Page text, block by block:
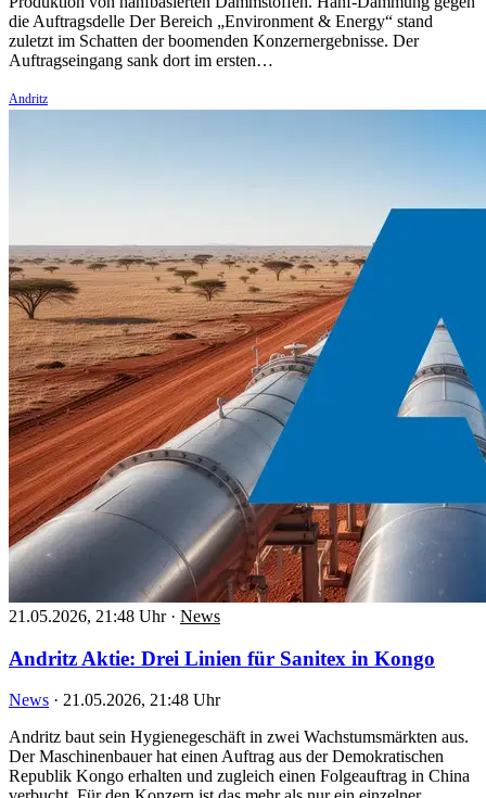
die Auftragsdelle Der Bereich „Environment & Energy“ stand
zuletzt im Schatten der boomenden Konzernergebnisse. Der
Auftragseingang sank dort im ersten…
Andritz
21.05.2026, 21:48 Uhr · News
Andritz Aktie: Drei Linien für Sanitex in Kongo
News · 21.05.2026, 21:48 Uhr
Andritz baut sein Hygienegeschäft in zwei Wachstumsmärkten aus.
Der Maschinenbauer hat einen Auftrag aus der Demokratischen
Republik Kongo erhalten und zugleich einen Folgeauftrag in China